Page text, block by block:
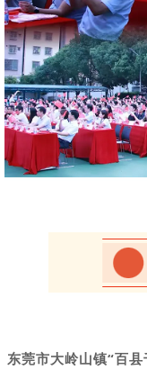
东莞市大岭山镇“百